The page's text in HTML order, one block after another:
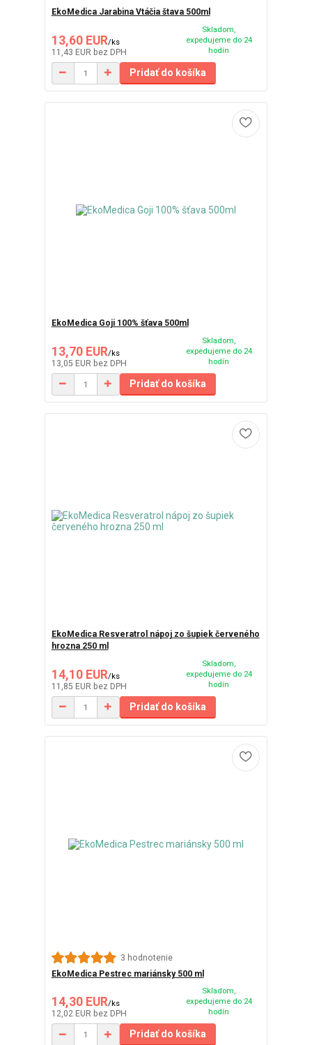
EkoMedica Jarabina Vtáčia štava 500ml
13,60 EUR/ks
11,43 EUR bez DPH
Skladom,
expedujeme do 24
hodín
Pridať do košíka
EkoMedica Goji 100% šťava 500ml
13,70 EUR/ks
13,05 EUR bez DPH
Skladom,
expedujeme do 24
hodín
Pridať do košíka
EkoMedica Resveratrol nápoj zo šupiek červeného
hrozna 250 ml
14,10 EUR/ks
11,85 EUR bez DPH
Skladom,
expedujeme do 24
hodín
Pridať do košíka
3 hodnotenie
EkoMedica Pestrec mariánsky 500 ml
14,30 EUR/ks
12,02 EUR bez DPH
Skladom,
expedujeme do 24
hodín
Pridať do košíka